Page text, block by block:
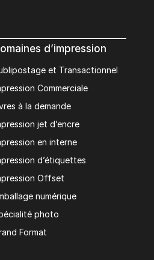
d’impression
et Transactionnel
Commerciale
à la demande
jet d’encre
en interne
d’étiquettes
Offset
numérique
photo
Format